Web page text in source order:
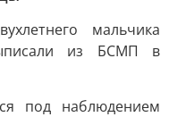
мальчика
из БСМП в
под наблюдением